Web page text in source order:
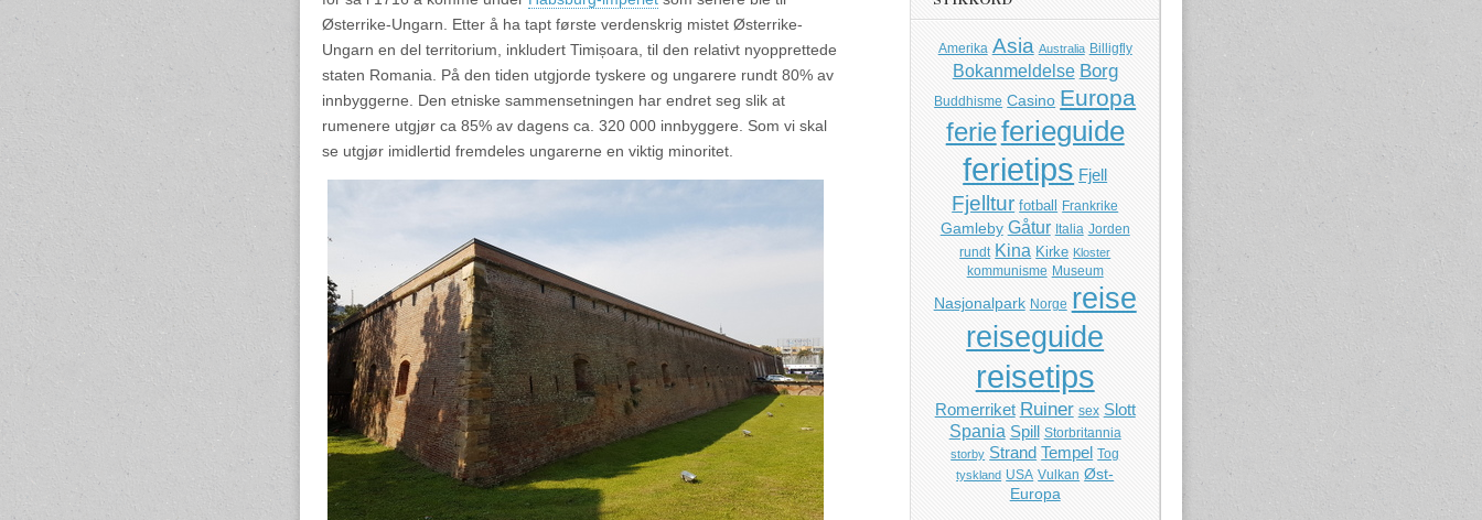
Østerrike-Ungarn. Etter å ha tapt første verdenskrig mistet Østerrike-
Ungarn en del territorium, inkludert Timișoara, til den relativt nyopprettede
staten Romania. På den tiden utgjorde tyskere og ungarere rundt 80% av
innbyggerne. Den etniske sammensetningen har endret seg slik at
rumenere utgjør ca 85% av dagens ca. 320 000 innbyggere. Som vi skal
se utgjør imidlertid fremdeles ungarerne en viktig minoritet.
Amerika Asia Australia Billigfly
Bokanmeldelse Borg
Buddhisme Casino Europa
ferieferieguide
ferietips Fjell
Fjelltur fotball Frankrike
Gamleby Gåtur Italia Jorden
rundt Kina Kirke Kloster
kommunisme Museum
Nasjonalpark Norge reise
reiseguide
reisetips
Romerriket Ruiner sex Slott
Spania Spill Storbritannia
storby Strand Tempel Tog
tyskland USA Vulkan Øst-
Europa